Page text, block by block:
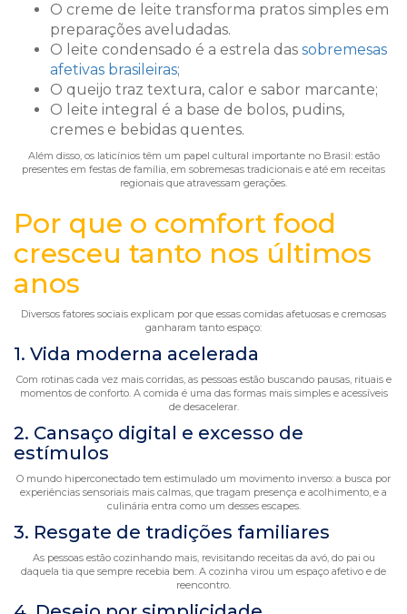
O creme de leite transforma pratos simples em
preparações aveludadas.
O leite condensado é a estrela das sobremesas
afetivas brasileiras;
O queijo traz textura, calor e sabor marcante;
O leite integral é a base de bolos, pudins,
cremes e bebidas quentes.
Além disso, os laticínios têm um papel cultural importante no Brasil: estão
presentes em festas de família, em sobremesas tradicionais e até em receitas
regionais que atravessam gerações.
Por que o comfort food
cresceu tanto nos últimos
anos
Diversos fatores sociais explicam por que essas comidas afetuosas e cremosas
ganharam tanto espaço:
1. Vida moderna acelerada
Com rotinas cada vez mais corridas, as pessoas estão buscando pausas, rituais e
momentos de conforto. A comida é uma das formas mais simples e acessíveis
de desacelerar.
2. Cansaço digital e excesso de
estímulos
O mundo hiperconectado tem estimulado um movimento inverso: a busca por
experiências sensoriais mais calmas, que tragam presença e acolhimento, e a
culinária entra como um desses escapes.
3. Resgate de tradições familiares
As pessoas estão cozinhando mais, revisitando receitas da avó, do pai ou
daquela tia que sempre recebia bem. A cozinha virou um espaço afetivo e de
reencontro.